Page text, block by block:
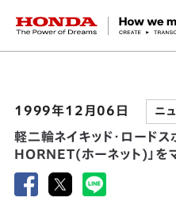
HONDA The Power of
1999年12月06日 ニ
軽二輪ネイキッド・ロードス
HORNET(ホーネット)」を